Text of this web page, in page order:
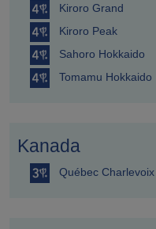
Kiroro Grand
Kiroro Peak
Sahoro Hokkaido
Tomamu Hokkaido
Kanada
Québec Charlevoix